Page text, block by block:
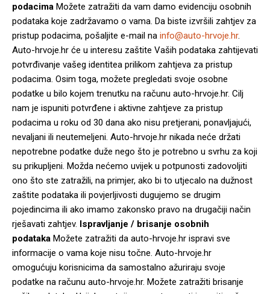
podacima Možete zatražiti da vam damo evidenciju osobnih
podataka koje zadržavamo o vama. Da biste izvršili zahtjev za
pristup podacima, pošaljite e-mail na info@auto-hrvoje.hr.
Auto-hrvoje.hr će u interesu zaštite Vaših podataka zahtijevati
potvrđivanje vašeg identitea prilikom zahtjeva za pristup
podacima. Osim toga, možete pregledati svoje osobne
podatke u bilo kojem trenutku na računu auto-hrvoje.hr. Cilj
nam je ispuniti potvrđene i aktivne zahtjeve za pristup
podacima u roku od 30 dana ako nisu pretjerani, ponavljajući,
nevaljani ili neutemeljeni. Auto-hrvoje.hr nikada neće držati
nepotrebne podatke duže nego što je potrebno u svrhu za koji
su prikupljeni. Možda nećemo uvijek u potpunosti zadovoljiti
ono što ste zatražili, na primjer, ako bi to utjecalo na dužnost
zaštite podataka ili povjerljivosti dugujemo se drugim
pojedincima ili ako imamo zakonsko pravo na drugačiji način
rješavati zahtjev. Ispravljanje / brisanje osobnih
podataka Možete zatražiti da auto-hrvoje.hr ispravi sve
informacije o vama koje nisu točne. Auto-hrvoje.hr
omogućuju korisnicima da samostalno ažuriraju svoje
podatke na računu auto-hrvoje.hr. Možete zatražiti brisanje